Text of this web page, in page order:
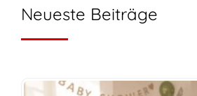
Neueste Beiträge